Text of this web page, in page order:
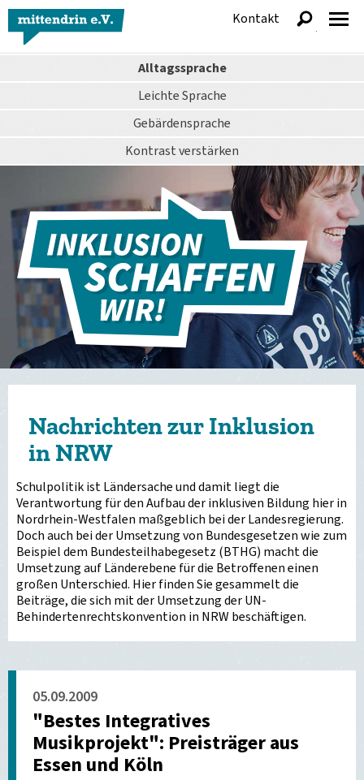
Alltagssprache
Leichte Sprache
Gebärdensprache
Kontrastverstärken
Kontakt
anzeigen
Nachrichten zur Inklusion
in NRW
Schulpolitik ist Ländersache und damit liegt die
Verantwortung für den Aufbau der inklusiven Bildung hier in
Nordrhein-Westfalen maßgeblich bei der Landesregierung.
Doch auch bei der Umsetzung von Bundesgesetzen wie zum
Beispiel dem Bundesteilhabegesetz (BTHG) macht die
Umsetzung auf Länderebene für die Betroffenen einen
großen Unterschied. Hier finden Sie gesammelt die
Beiträge, die sich mit der Umsetzung der UN-
Behindertenrechtskonvention in NRW beschäftigen.
05.09.2009
"Bestes Integratives
Musikprojekt": Preisträger aus
Essen und Köln